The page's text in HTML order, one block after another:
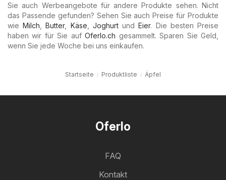
Sie auch Werbeangebote für andere Produkte sehen. Nicht
das Passende gefunden? Sehen Sie auch Preise für Produkte
wieMilch ,Butter, Käse JoghurtundEier. Die besten Preise
haben wir für Sie aufOferlo.ch gesammelt. Sparen Sie Geld,
wenn Sie jede Woche bei uns einkaufen.
Startseite Produktliste Äpfel
Oferlo
FAQ
Kontakt